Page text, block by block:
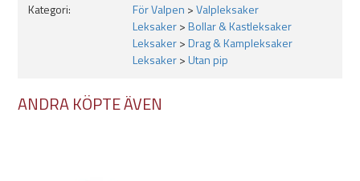
Kategori:
För Valpen >Valpleksaker
Leksaker>Bollar & Kastleksaker
Leksaker>Drag & Kampleksaker
Leksaker>Utan pip
ANDRA KÖPTE ÄVEN